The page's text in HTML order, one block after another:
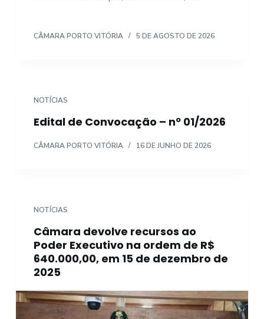
CÂMARA PORTO VITÓRIA 5 DE AGOSTO DE 2026
NOTÍCIAS
Edital de Convocação – nº 01/2026
CÂMARA PORTO VITÓRIA 16 DE JUNHO DE 2026
NOTÍCIAS
Câmara devolve recursos ao
Poder Executivo na ordem de R$
640.000,00, em 15 de dezembro de
2025